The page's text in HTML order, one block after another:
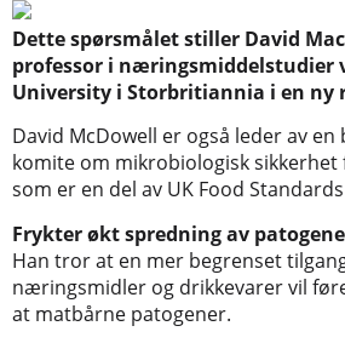
Dette spørsmålet stiller David
professor i næringsmiddelstudier
University i Storbritiannia i en ny
David McDowell er også leder av
komite om mikrobiologisk
som er en del av UK Food
Frykter økt spredning av
Han tror at en mer begrenset
næringsmidler og drikkevarer vil
at matbårne patogener.